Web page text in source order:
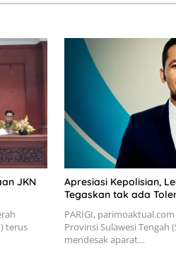
JKN
terus
Apresiasi Kepolisian,
Tegaskan tak ada
PARIGI,
Provinsi Sulawesi Tengah
mendesak aparat…